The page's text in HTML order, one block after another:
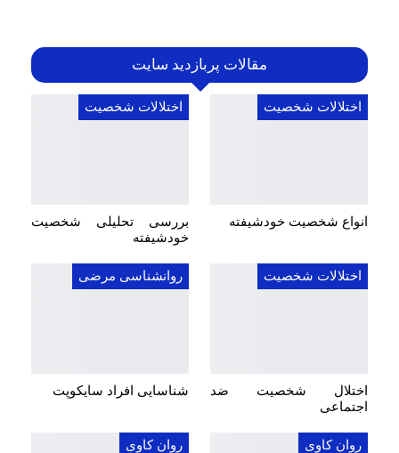
مقالات پربازدید سایت
اختلالات شخصیت
انواع شخصیت خودشیفته
اختلالات شخصیت
بررسی تحلیلی شخصیت
خودشیفته
اختلالات شخصیت
اختلال شخصیت ضد
اجتماعی
روانشناسی مرضی
شناسایی افراد سایکوپت
روان کاوی روان کاوی